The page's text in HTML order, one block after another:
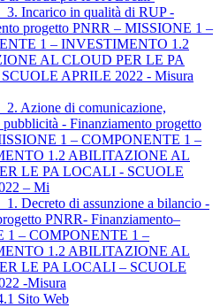
Incarico in qualità di RUP -
progetto PNRR – MISSIONE 1 –
1 – INVESTIMENTO 1.2
AL CLOUD PER LE PA
APRILE 2022 - Misura
Azione di comunicazione,
- Finanziamento progetto
1 – COMPONENTE 1 –
1.2 ABILITAZIONE AL
LE PA LOCALI - SCUOLE
– Mi
Decreto di assunzione a bilancio -
PNRR- Finanziamento–
1 – COMPONENTE 1 –
1.2 ABILITAZIONE AL
LE PA LOCALI – SCUOLE
-Misura
Sito Web